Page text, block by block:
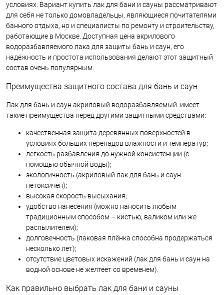
условиях. Вариант купить лак для бани и сауны рассматривают
для себя не только домовладельцы, являющиеся почитателями
банного отдыха, но и специалисты по ремонту и строительству,
работающие в Москве. Доступная цена акрилового
водоразбавляемого лака для защиты бань и саун, его
надёжность и простота использования делают этот защитный
состав очень популярным.
Преимущества защитного состава для бань и саун
Лак для бань и саун акриловый водоразбавляемый имеет
такие преимущества перед другими защитными средствами:
качественная защита деревянных поверхностей в
условиях больших перепадов влажности и температур;
легкость разбавления до нужной консистенции (с
помощью обычной воды);
экологичность (акриловый лак для бань и саун
нетоксичен);
высокая скорость высыхания;
удобство нанесения (можно наносить любым
традиционным способом – кистью, валиком или же
распылителем);
долговечность (лаковая плёнка способна продержаться
несколько лет);
отсутствие цветовых искажений (лак для бань и саун на
водной основе не желтеет со временем).
Как правильно выбрать лак для бани и сауны